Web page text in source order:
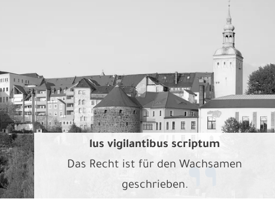
lus vigilantibus scriptum
Das Recht ist für den Wachsamen
geschrieben.